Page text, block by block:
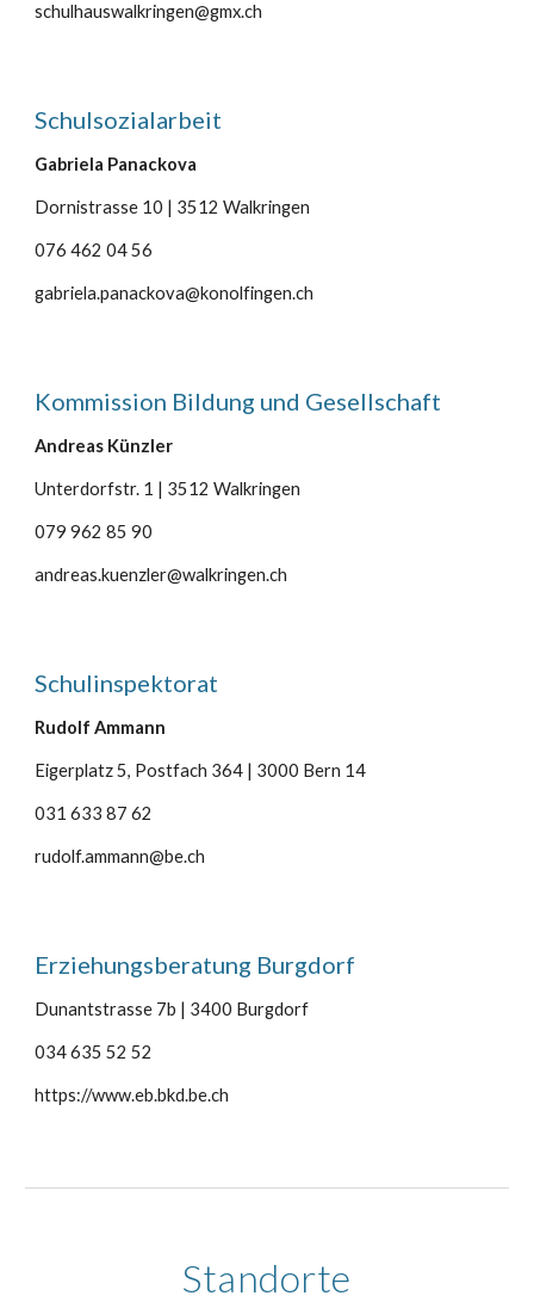
schulhauswalkringen@gmx.ch
Schulsozialarbeit
Gabriela Panackova
Dornistrasse 10 | 3512 Walkringen
076 462 04 56
gabriela.panackova@konolfingen.ch
Kommission Bildung und Gesellschaft
Andreas Künzler
Unterdorfstr. 1 | 3512 Walkringen
079 962 85 90
andreas.kuenzler@walkringen.ch
Schulinspektorat
Rudolf Ammann
Eigerplatz 5, Postfach 364 | 3000 Bern 14
031 633 87 62
rudolf.ammann@be.ch
Erziehungsberatung Burgdorf
Dunantstrasse 7b | 3400 Burgdorf
034 635 52 52
https://www.eb.bkd.be.ch
Standorte